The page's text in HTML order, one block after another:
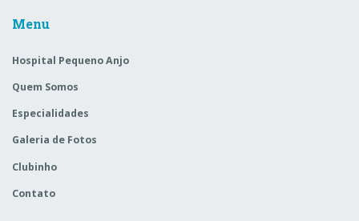
Menu
Hospital Pequeno Anjo
Quem Somos
Especialidades
Galeria de Fotos
Clubinho
Contato